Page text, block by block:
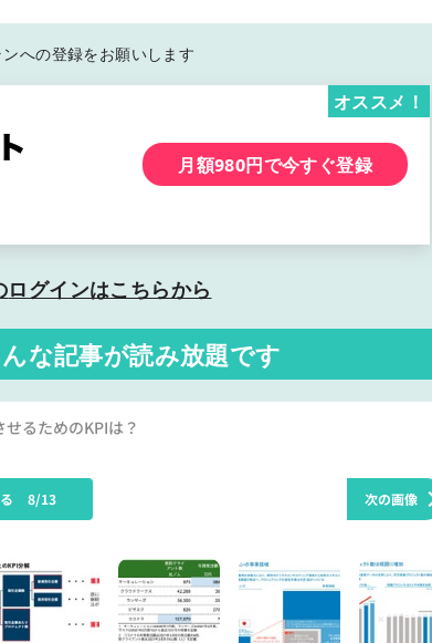
ンへの登録をお願いします
オススメ！
月額980円で今すぐ登録
ログインはこちらから
な記事が読み放題です
るためのKPIは？
次の画像
8/13